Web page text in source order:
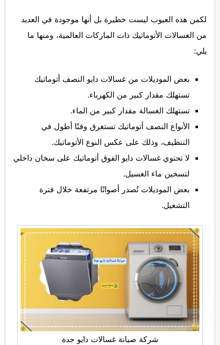
لكمن هذه العيوب ليست خطيرة بل أنها موجودة في العديد
من الغسالات الأتوماتيك ذات الماركات العالمية، ومنها ما
يلي:
بعض الموديلات من غسالات دايو النصف أتوماتيك
تستهلك مقدار كبير من الكهرباء.
تستهلك الغسالة مقدار كبير من الماء.
الأنواع النصف أتوماتيك تستغرق وقتًا أطول في
التنظيف، وذلك على عكس النوع الأتوماتيك.
لا تحتوي غسالات دايو الفوق أتوماتيك على سخان داخلي
لتسخين ماء الغسيل.
بعض الموديلات تُصدر أصواتًا مرتفعة خلال فترة
التشغيل.
شركة صيانة غسالات دايو جدة